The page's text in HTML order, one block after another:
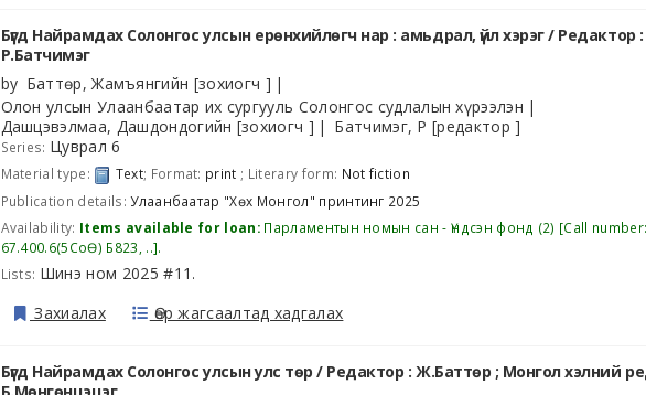
Бүгд Найрамдах Солонгос улсын ерөнхийлөгч нар : амьдрал, үйл хэрэг / Редактор :
Р.Батчимэг
by Баттөр, Жамъянгийн [зохиогч ]
Олон улсын Улаанбаатар их сургууль Солонгос судлалын хүрээлэн
Дашцэвэлмаа, Дашдондогийн [зохиогч ] Батчимэг, Р [редактор ]
Series: Цуврал 6
Material type: Text; Format: print ; Literary form: Not fiction
Publication details:Улаанбаатар "Хөх Монгол" принтинг 2025
Availability: Items available for loan: Парламентын номын сан - Үндсэн фонд (2)
Call number:
67.400.6(5СоӨ) Б823, .. .
Lists: Шинэ ном 2025 #11 .
Захиалах Өөр жагсаалтад хадгалах
Бүгд Найрамдах Солонгос улсын улс төр / Редактор : Ж.Баттөр ; Монгол хэлний